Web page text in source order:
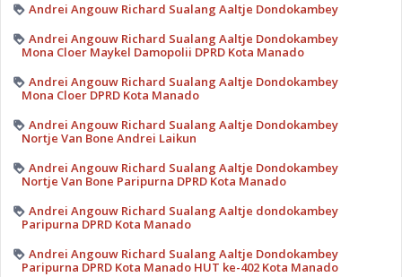
Andrei Angouw Richard Sualang Aaltje Dondokambey
Andrei Angouw Richard Sualang Aaltje Dondokambey
Mona Cloer Maykel Damopolii DPRD Kota Manado
Andrei Angouw Richard Sualang Aaltje Dondokambey
Mona Cloer DPRD Kota Manado
Andrei Angouw Richard Sualang Aaltje Dondokambey
Nortje Van Bone Andrei Laikun
Andrei Angouw Richard Sualang Aaltje Dondokambey
Nortje Van Bone Paripurna DPRD Kota Manado
Andrei Angouw Richard Sualang Aaltje dondokambey
Paripurna DPRD Kota Manado
Andrei Angouw Richard Sualang Aaltje Dondokambey
Paripurna DPRD Kota Manado HUT ke-402 Kota Manado